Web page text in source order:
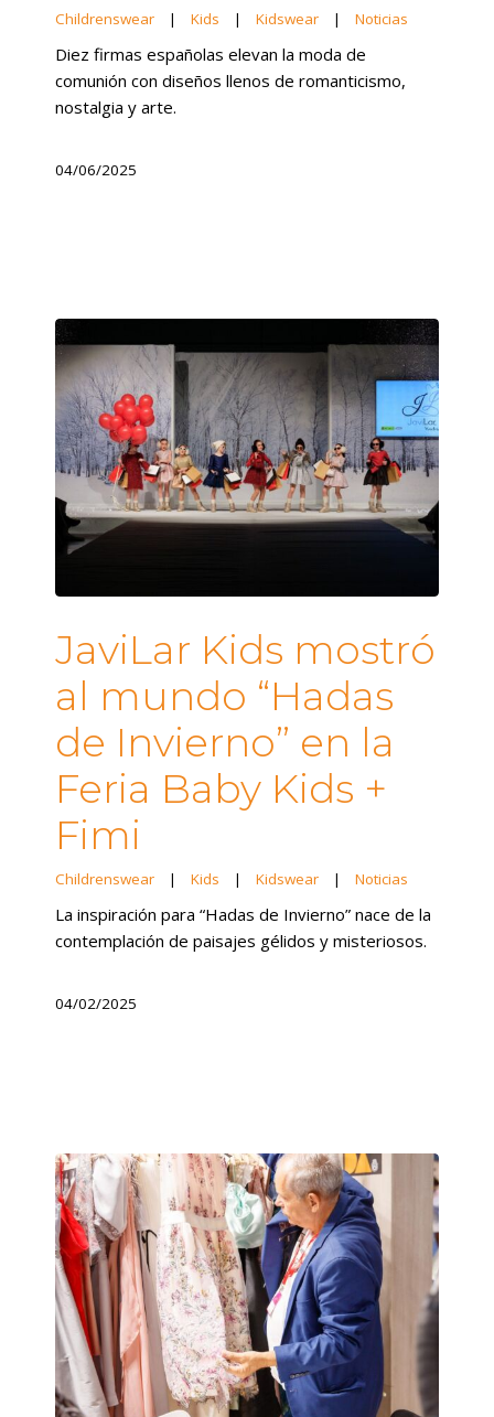
Childrenswear | Kids | Kidswear | Noticias
Diez firmas españolas elevan la moda de
comunión con diseños llenos de romanticismo,
nostalgia y arte.
04/06/2025
JaviLar Kids mostró
al mundo “Hadas
de Invierno” en la
Feria Baby Kids +
Fimi
Childrenswear | Kids | Kidswear | Noticias
La inspiración para “Hadas de Invierno” nace de la
contemplación de paisajes gélidos y misteriosos.
04/02/2025